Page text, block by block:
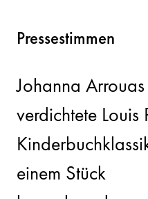
Pressestimmen
Johanna
verdichtete Louis
einem Stück